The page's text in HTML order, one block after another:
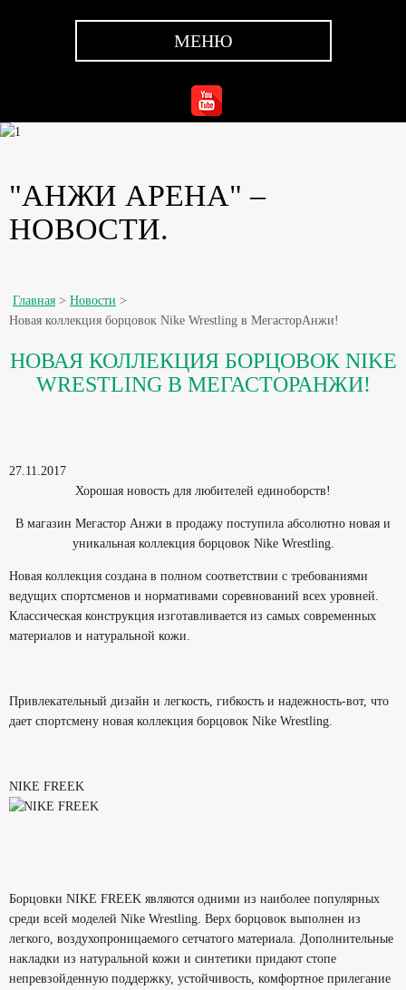
МЕНЮ
"АНЖИ АРЕНА" –
НОВОСТИ.
Главная > Новости >
Новая коллекция борцовок Nike Wrestling в МегасторАнжи!
НОВАЯ КОЛЛЕКЦИЯ БОРЦОВОК NIKE
WRESTLING В МЕГАСТОРАНЖИ!
27.11.2017
Хорошая новость для любителей единоборств!
В магазин Мегастор Анжи в продажу поступила абсолютно новая и
уникальная коллекция борцовокNike Wrestling.
Новая коллекция создана в полном соответствии с требованиями
ведущих спортсменов и нормативами соревнований всех уровней.
Классическая конструкция изготавливается из самых современных
материалов и натуральной кожи.
Привлекательный дизайн и легкость, гибкость и надежность-вот, что
дает спортсмену новая коллекция борцовок Nike Wrestling.
NIKE FREEK
Борцовки NIKE FREEK являются одними из наиболее популярных
среди всей моделей Nike Wrestling. Верх борцовок выполнен из
легкого, воздухопроницаемого сетчатого материала. Дополнительные
накладки из натуральной кожи и синтетики придают стопе
непревзойденную поддержку, устойчивость, комфортное прилегание